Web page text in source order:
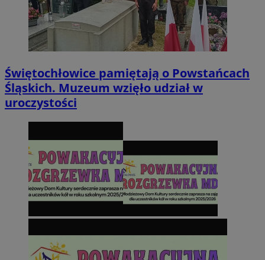
Świętochłowice pamiętają o Powstańcach
Śląskich. Muzeum wzięło udział w
uroczystości